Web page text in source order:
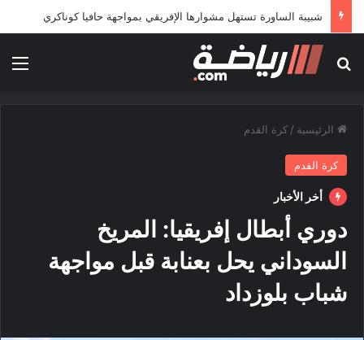
شبيبة الساورة تستهل مشوارها الإفريقي بمواجهة حافيا كوناكري
بحث عن
الرئيسية / كرة القدم
كرة القدم
أخر الأخبار
دوري أبطال إفريقيا: المريخ
السوداني يحل بعنابة قبل مواجهة
شباب بلوزداد